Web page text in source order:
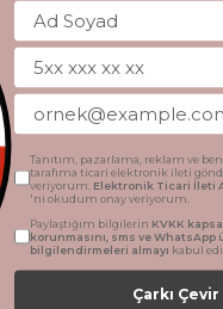
Beden
4 - 5 Yaş 6 - 7 Yaş
14 - 15 Yaş
Tanıtım, pazarlama, reklam ve
tarafıma ticari elektronik ileti
veriyorum. Elektronik Ticari İleti
'ni okudum onay veriyorum.
Paylaştığım bilgilerin KVKK
korunmasını, sms ve
bilgilendirmeleri almayı kabul
Çarkı Çevir